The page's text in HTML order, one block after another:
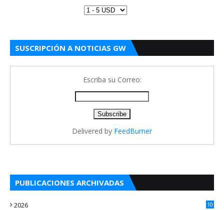
SUSCRIPCIÓN A NOTICIAS GW
Escriba su Correo:
Delivered by FeedBurner
PUBLICACIONES ARCHIVADAS
2026
10